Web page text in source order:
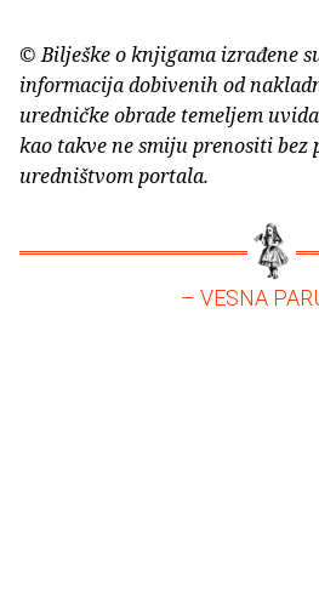
© Bilješke o knjigama izrađene
informacija dobivenih od
uredničke obrade temeljem
kao takve ne smiju prenositi bez
uredništvom portala.
– VESNA